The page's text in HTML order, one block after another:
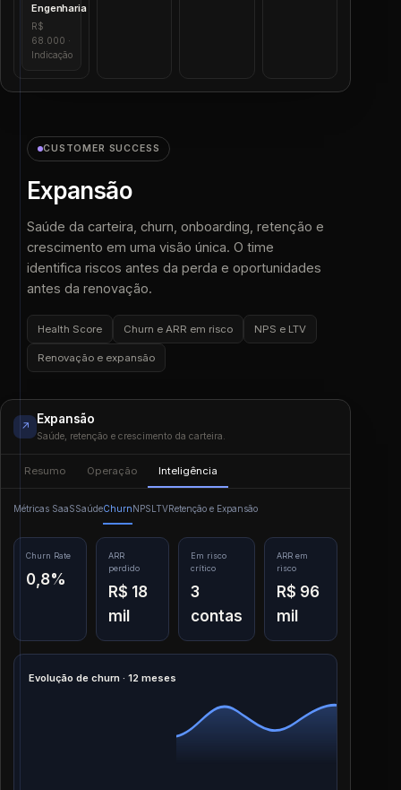
Engenharia
R$
68.000 ·
Indicação
CUSTOMER SUCCESS
Expansão
Saúde da carteira, churn, onboarding, retenção e
crescimento em uma visão única. O time
identifica riscos antes da perda e oportunidades
antes da renovação.
Health Score Churn e ARR em risco NPS e LTV
Renovação e expansão
↗
Expansão
Saúde, retenção e crescimento da carteira.
Resumo Operação Inteligência
Métricas SaaSSaúdeChurnNPSLTVRetenção e Expansão
Churn Rate
0,8%
ARR
perdido
R$ 18
mil
Em risco
crítico
3
contas
ARR em
risco
R$ 96
mil
Evolução de churn · 12 meses